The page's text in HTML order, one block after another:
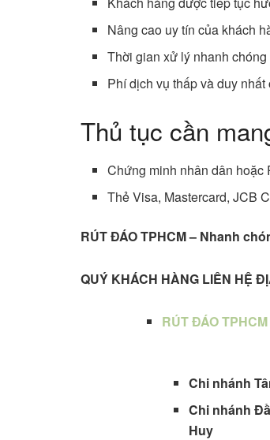
Nâng cao uy tín của khách
Thời gian xử lý nhanh chóng
Phí dịch vụ thấp và duy nhất
Thủ tục cần
Chứng minh nhân dân hoặc
Thẻ Visa, Mastercard, JCB
RÚT ĐÁO TPHCM – Nhanh
QUÝ KHÁCH HÀNG LIÊN HỆ
RÚT ĐÁO TPHCM
Chi nhánh
Chi nhánh
Huy